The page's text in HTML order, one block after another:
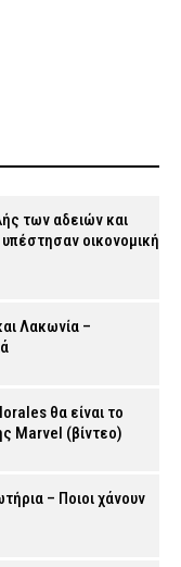
των αδειών και
οικονομική
Λακωνία –
θα είναι το
Marvel (βίντεο)
– Ποιοι χάνουν